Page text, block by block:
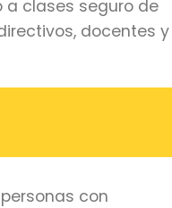
a clases seguro de
docentes y
con